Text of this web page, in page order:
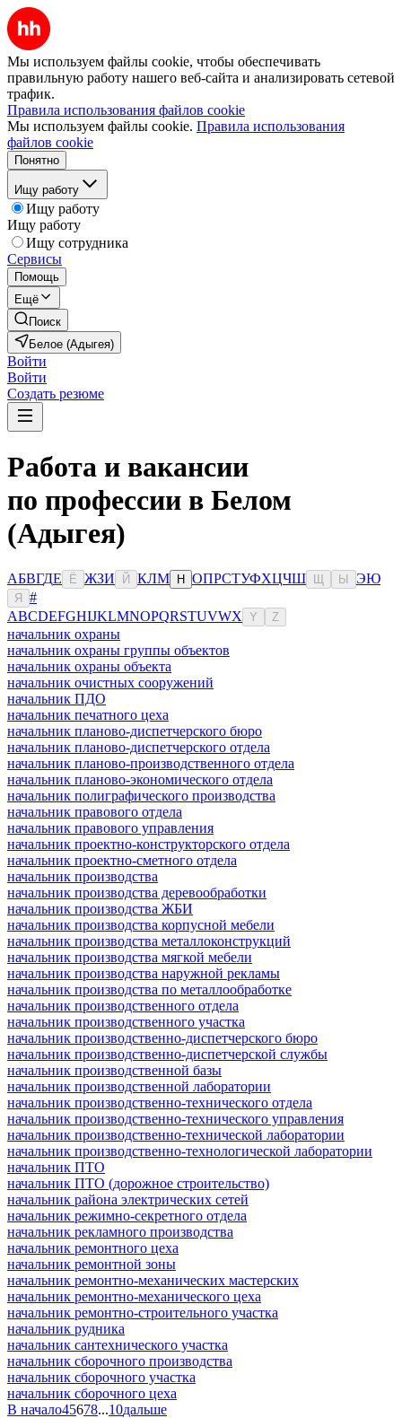
Мы используем файлы cookie, чтобы обеспечивать
правильную работу нашего веб-сайта и анализировать сетевой
трафик.
Правила использования файлов cookie
Мы используем файлы cookie. Правила использования
файлов cookie
Понятно
Ищу работу
Ищу работу
Ищу работу
Ищу сотрудника
Сервисы
Помощь
Ещё
Поиск
Белое (Адыгея)
Войти
Войти
Создать резюме
Работа и вакансии
по профессии в Белом
(Адыгея)
АБВГДЕ Ё ЖЗИ Й КЛМ Н ОПРСТУФХЦЧШ Ы ЭЮ
Я
#
ABCDEFGHIJKLMNOPQRSTUVWX Y Z
начальник охраны
начальник охраны группы объектов
начальник охраны объекта
начальник очистных сооружений
начальник ПДО
начальник печатного цеха
начальник планово-диспетчерского бюро
начальник планово-диспетчерского отдела
начальник планово-производственного отдела
начальник планово-экономического отдела
начальник полиграфического производства
начальник правового отдела
начальник правового управления
начальник проектно-конструкторского отдела
начальник проектно-сметного отдела
начальник производства
начальник производства деревообработки
начальник производства ЖБИ
начальник производства корпусной мебели
начальник производства металлоконструкций
начальник производства мягкой мебели
начальник производства наружной рекламы
начальник производства по металлообработке
начальник производственного отдела
начальник производственного участка
начальник производственно-диспетчерского бюро
начальник производственно-диспетчерской службы
начальник производственной базы
начальник производственной лаборатории
начальник производственно-технического отдела
начальник производственно-технического управления
начальник производственно-технической лаборатории
начальник производственно-технологической лаборатории
начальник ПТО
начальник ПТО (дорожное строительство)
начальник района электрических сетей
начальник режимно-секретного отдела
начальник рекламного производства
начальник ремонтного цеха
начальник ремонтной зоны
начальник ремонтно-механических мастерских
начальник ремонтно-механического цеха
начальник ремонтно-строительного участка
начальник рудника
начальник сантехнического участка
начальник сборочного производства
начальник сборочного участка
начальник сборочного цеха
В начало45678...10дальше